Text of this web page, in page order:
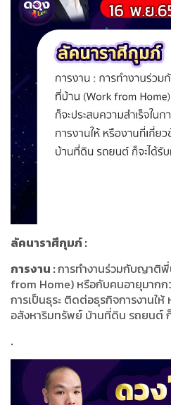
ลัคนาราศีกุมภ์:
การงาน :การทำงานร่วมกับญาติ
from Home) หรือกับคนอายุมากก
การเป็นธุระ ติดต่อธุรกิจการงานใ
อสังหาริมทรัพย์ บ้านที่ดิน รถยนต์
.